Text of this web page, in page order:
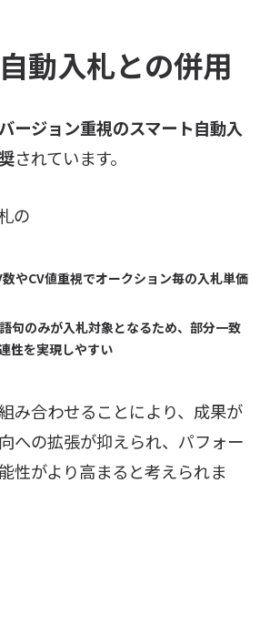
動入札との併用
ージョン重視のスマート自動入
されています。
の
やCV値重視でオークション毎の入札単価
句のみが入札対象となるため、部分一致
性を実現しやすい
み合わせることにより、成果が
への拡張が抑えられ、パフォー
性がより高まると考えられま